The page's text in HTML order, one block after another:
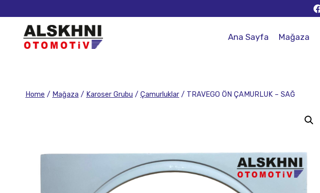
Ana Sayfa Mağaza
Home / Mağaza / Karoser Grubu / Çamurluklar / TRAVEGO ÖN ÇAMURLUK – SAĞ